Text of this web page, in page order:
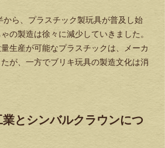
から、プラスチック製玩具が普及し始
の製造は徐々に減少していきました。
生産が可能なプラスチックは、メーカ
が、一方でブリキ玩具の製造文化は消
とシンバルクラウンにつ